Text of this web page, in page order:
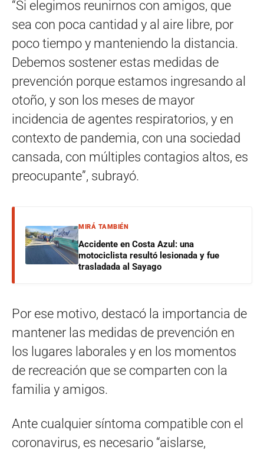
“Si elegimos reunirnos con amigos, que
sea con poca cantidad y al aire libre, por
poco tiempo y manteniendo la distancia.
Debemos sostener estas medidas de
prevención porque estamos ingresando al
otoño, y son los meses de mayor
incidencia de agentes respiratorios, y en
contexto de pandemia, con una sociedad
cansada, con múltiples contagios altos, es
preocupante”, subrayó.
MIRÁ TAMBIÉN
Accidente en Costa Azul: una
motociclista resultó lesionada y fue
trasladada al Sayago
Por ese motivo, destacó la importancia de
mantener las medidas de prevención en
los lugares laborales y en los momentos
de recreación que se comparten con la
familia y amigos.
Ante cualquier síntoma compatible con el
coronavirus, es necesario “aislarse,